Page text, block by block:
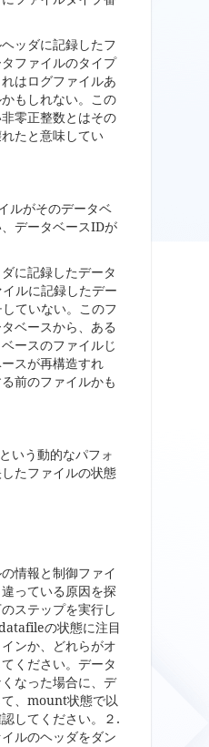
ッダに記録したフ
ファイルのタイプ
はログファイルあ
もしれない。この
零正整数とはその
たと意味してい
ルがそのデータベ
データベースIDが
に記録したデータ
ルに記録したデー
ていない。このフ
ベースから、ある
ースのファイルじ
スが再構造すれ
前のファイルかも
いう動的なパフォ
たファイルの状態
情報と制御ファイ
っている原因を探
ステップを実行し
の状態に注目
ンか、どれらがオ
ください。データ
なった場合に、デ
、mount状態で以
してください。２.
ルのヘッダをダン